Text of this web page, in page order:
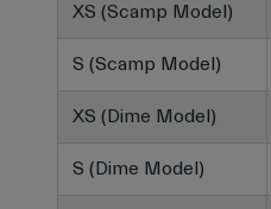
XS (Scamp Model)
S (Scamp Model)
XS (Dime Model)
S (Dime Model)